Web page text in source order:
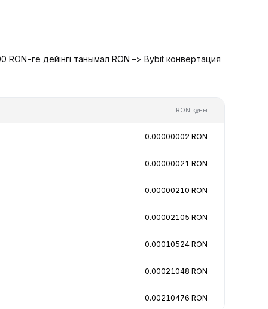
ге дейінгі танымал RON –> Bybit конвертация
RON құны
0.00000002 RON
0.00000021 RON
0.00000210 RON
0.00002105 RON
0.00010524 RON
0.00021048 RON
0.00210476 RON